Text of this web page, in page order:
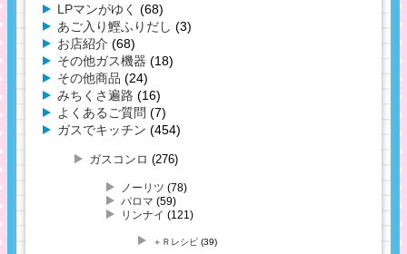
LPマンがゆく (68)
あご入り鰹ふりだし (3)
お店紹介 (68)
その他ガス機器 (18)
その他商品 (24)
みちくさ遍路 (16)
よくあるご質問 (7)
ガスでキッチン (454)
ガスコンロ (276)
ノーリツ (78)
パロマ (59)
リンナイ (121)
＋Ｒレシピ (39)